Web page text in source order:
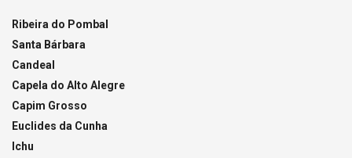
Ribeira do Pombal
Santa Bárbara
Candeal
Capela do Alto Alegre
Capim Grosso
Euclides da Cunha
Ichu